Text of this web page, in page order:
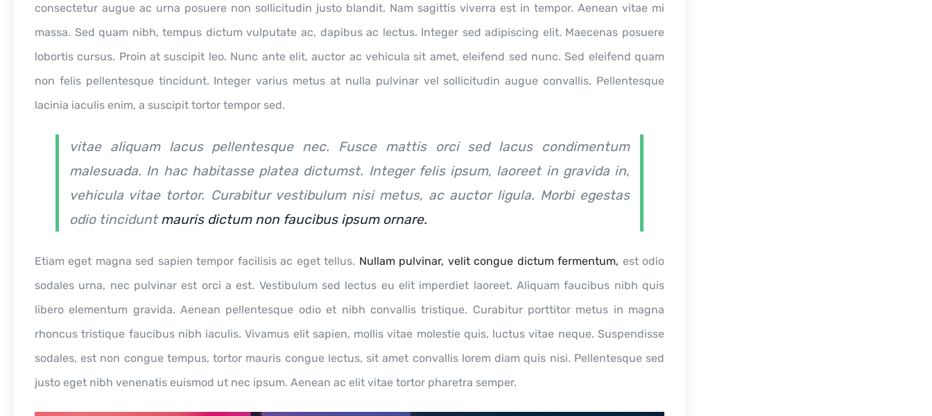
consectetur augue ac urna posuere non sollicitudin justo blandit. Nam sagittis viverra est in tempor. Aenean vitae mi
massa. Sed quam nibh, tempus dictum vulputate ac, dapibus ac lectus. Integer sed adipiscing elit. Maecenas posuere
lobortis cursus. Proin at suscipit leo. Nunc ante elit, auctor ac vehicula sit amet, eleifend sed nunc. Sed eleifend quam
non felis pellentesque tincidunt. Integer varius metus at nulla pulvinar vel sollicitudin augue convallis. Pellentesque
lacinia iaculis enim, a suscipit tortor tempor sed.
vitae aliquam lacus pellentesque nec. Fusce mattis orci sed lacus condimentum
malesuada. In hac habitasse platea dictumst. Integer felis ipsum, laoreet in gravida in,
vehicula vitae tortor. Curabitur vestibulum nisi metus, ac auctor ligula. Morbi egestas
odio tinciduntmauris dictum non faucibus ipsum ornare.
Etiam eget magna sed sapien tempor facilisis ac eget tellus. Nullam pulvinar, velit congue dictum fermentum, est odio
sodales urna, nec pulvinar est orci a est. Vestibulum sed lectus eu elit imperdiet laoreet. Aliquam faucibus nibh quis
libero elementum gravida. Aenean pellentesque odio et nibh convallis tristique. Curabitur porttitor metus in magna
rhoncus tristique faucibus nibh iaculis. Vivamus elit sapien, mollis vitae molestie quis, luctus vitae neque. Suspendisse
sodales, est non congue tempus, tortor mauris congue lectus, sit amet convallis lorem diam quis nisi. Pellentesque sed
justo eget nibh venenatis euismod ut nec ipsum. Aenean ac elit vitae tortor pharetra semper.